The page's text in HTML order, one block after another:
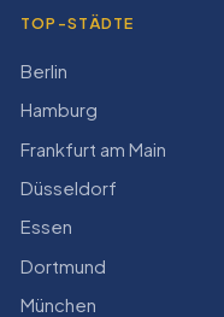
TOP-STÄDTE
Berlin
Hamburg
Frankfurt am Main
Düsseldorf
Essen
Dortmund
München